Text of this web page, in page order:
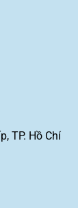
TP. Hồ Chí